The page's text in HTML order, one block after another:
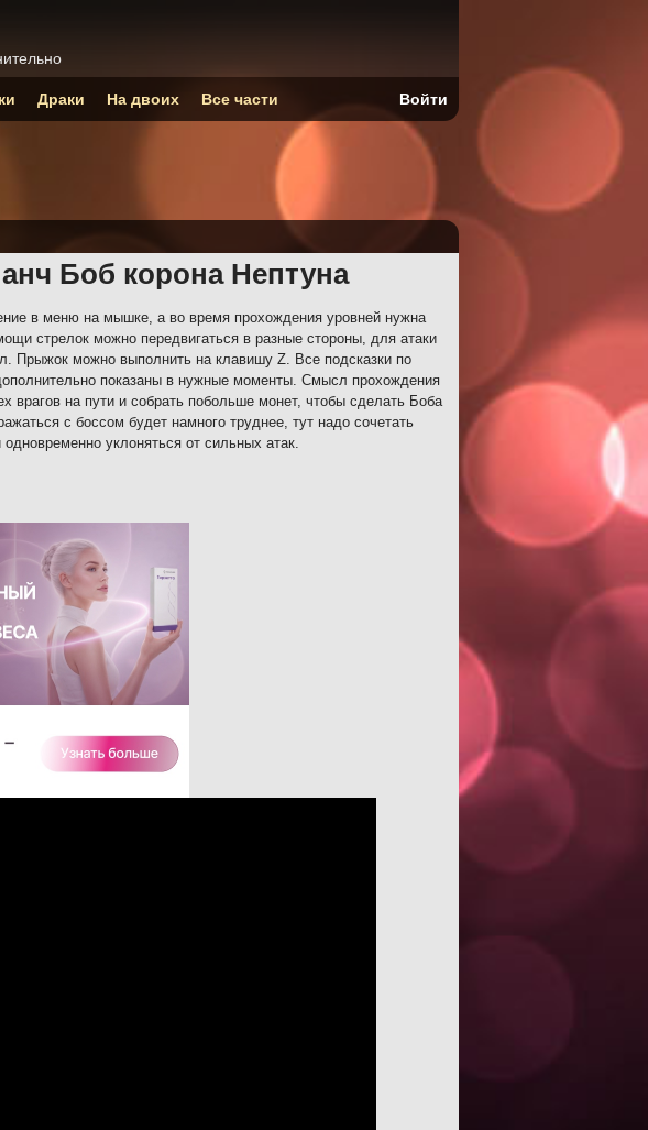
Боб корона Нептуна
в меню на мышке, а во время прохождения уровней нужна
стрелок можно передвигаться в разные стороны, для атаки
Прыжок можно выполнить на клавишу Z. Все подсказки по
показаны в нужные моменты. Смысл прохождения
врагов на пути и собрать побольше монет, чтобы сделать Боба
с боссом будет намного труднее, тут надо сочетать
уклоняться от сильных атак.
Драки На двоих Все части Войти